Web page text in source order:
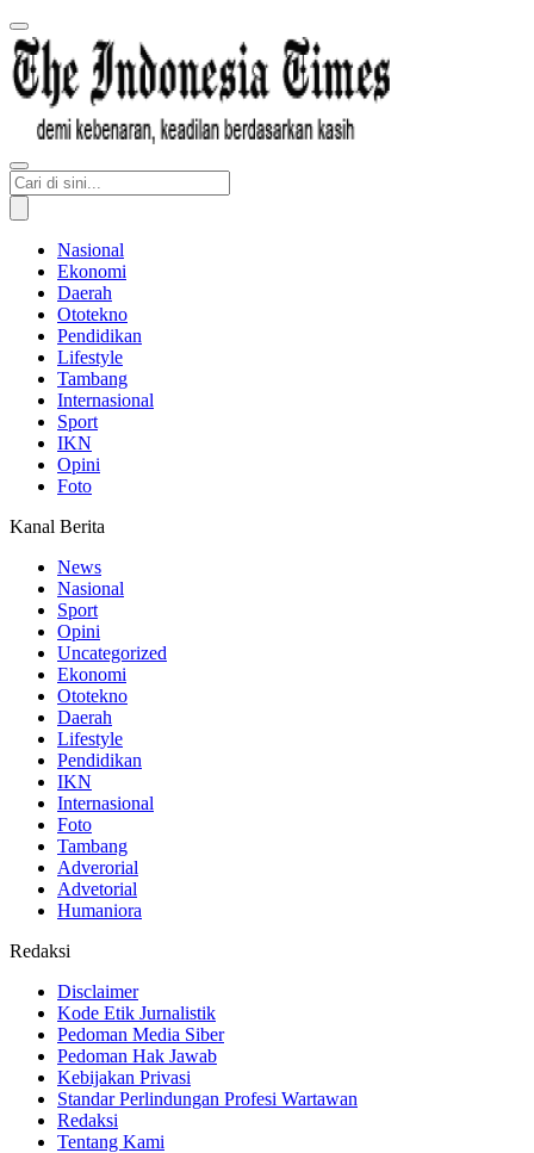
Nasional
Ekonomi
Daerah
Ototekno
Pendidikan
Lifestyle
Tambang
Internasional
Sport
IKN
Opini
Foto
Kanal Berita
News
Nasional
Sport
Opini
Uncategorized
Ekonomi
Ototekno
Daerah
Lifestyle
Pendidikan
IKN
Internasional
Foto
Tambang
Adverorial
Advetorial
Humaniora
Redaksi
Disclaimer
Kode Etik Jurnalistik
Pedoman Media Siber
Pedoman Hak Jawab
Kebijakan Privasi
Standar Perlindungan Profesi Wartawan
Redaksi
Tentang Kami